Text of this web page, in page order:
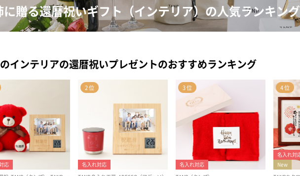
に贈る還暦祝いギフト（インテリア）の人気ランキング
インテリアの還暦祝いプレゼントのおすすめランキング